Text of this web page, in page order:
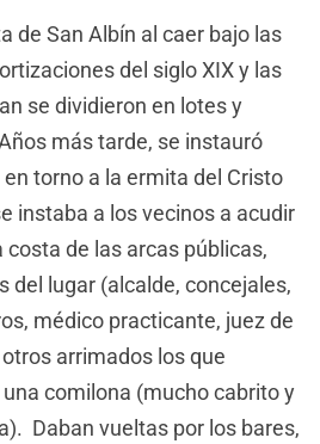
de San Albín al caer bajo las
del siglo XIX y las
se dividieron en lotes y
más tarde, se instauró
torno a la ermita del Cristo
instaba a los vecinos a acudir
costa de las arcas públicas,
del lugar (alcalde, concejales,
médico practicante, juez de
arrimados los que
comilona (mucho cabrito y
Daban vueltas por los bares,